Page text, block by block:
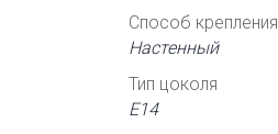
Способ крепления
Настенный
Тип цоколя
Е14